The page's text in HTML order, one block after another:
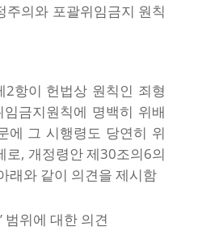
주의와 포괄위임금지 원칙
항이 헌법상 원칙인 죄형
금지원칙에 명백히 위배
에 그 시행령도 당연히 위
로, 개정령안 제30조의6의
래와 같이 의견을 제시함
범위에 대한 의견